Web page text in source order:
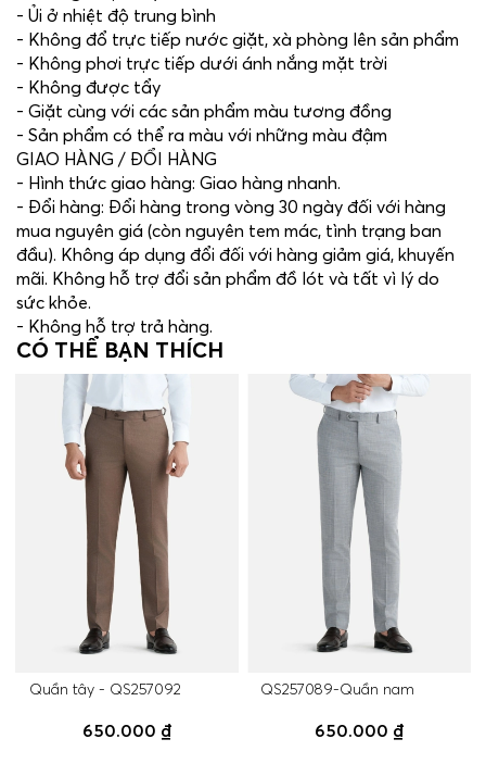
- Ủi ở nhiệt độ trung bình
- Không đổ trực tiếp nước giặt, xà phòng lên sản phẩm
- Không phơi trực tiếp dưới ánh nắng mặt trời
- Không được tẩy
- Giặt cùng với các sản phẩm màu tương đồng
- Sản phẩm có thể ra màu với những màu đậm
GIAO HÀNG / ĐỔI HÀNG
- Hình thức giao hàng: Giao hàng nhanh.
- Đổi hàng: Đổi hàng trong vòng 30 ngày đối với hàng
mua nguyên giá (còn nguyên tem mác, tình trạng ban
đầu). Không áp dụng đổi đối với hàng giảm giá, khuyến
mãi. Không hỗ trợ đổi sản phẩm đồ lót và tất vì lý do
sức khỏe.
- Không hỗ trợ trả hàng.
CÓ THỂ BẠN THÍCH
Quần tây - QS257092
650.000 ₫
QS257089-Quần nam
650.000 ₫